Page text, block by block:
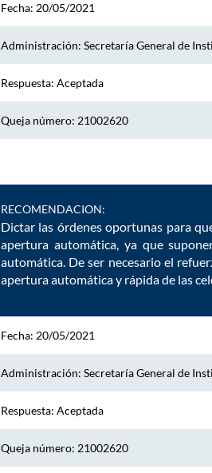
Fecha: 20/05/2021
Administración: Secretaría General de
Respuesta: Aceptada
Queja número: 21002620
RECOMENDACION:
Dictar las órdenes oportunas para
apertura automática, ya que
automática. De ser necesario el
apertura automática y rápida de las
Fecha: 20/05/2021
Administración: Secretaría General de
Respuesta: Aceptada
Queja número: 21002620